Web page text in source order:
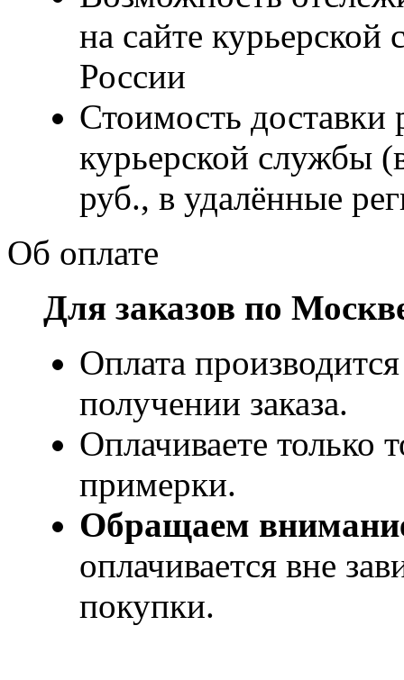
на сайте
России
Стоимость доставки
курьерской службы
руб., в удалённые
Об оплате
Для заказов по
Оплата
получении заказа.
Оплачиваете только
примерки.
Обращаем
оплачивается вне
покупки.